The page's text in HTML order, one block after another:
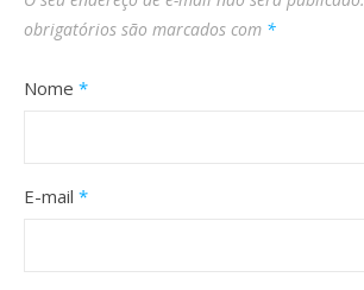
obrigatórios são marcados com *
Nome *
E-mail *